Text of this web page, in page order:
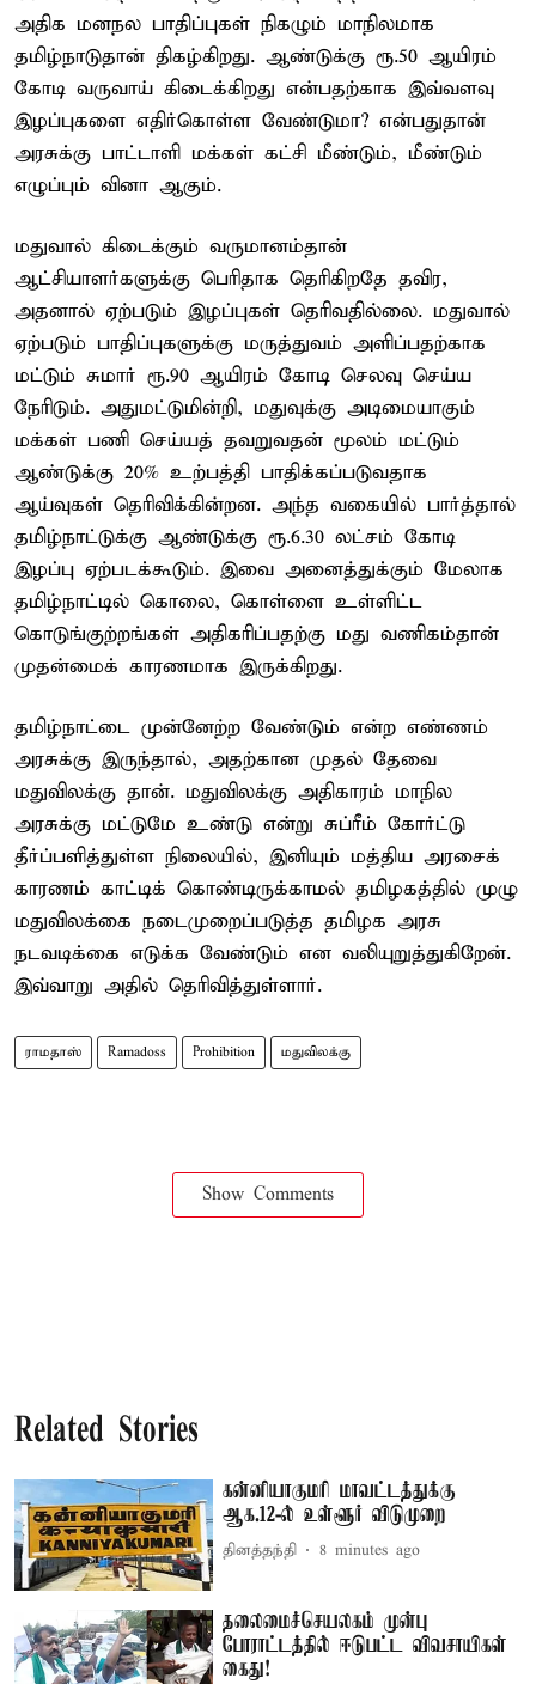
அதிக மனநல பாதிப்புகள் நிகழும் மாநிலமாக
தமிழ்நாடுதான் திகழ்கிறது. ஆண்டுக்கு ரூ.50 ஆயிரம்
கோடி வருவாய் கிடைக்கிறது என்பதற்காக இவ்வளவு
இழப்புகளை எதிர்கொள்ள வேண்டுமா? என்பதுதான்
அரசுக்கு பாட்டாளி மக்கள் கட்சி மீண்டும், மீண்டும்
எழுப்பும் வினா ஆகும்.
மதுவால் கிடைக்கும் வருமானம்தான்
ஆட்சியாளர்களுக்கு பெரிதாக தெரிகிறதே தவிர,
அதனால் ஏற்படும் இழப்புகள் தெரிவதில்லை. மதுவால்
ஏற்படும் பாதிப்புகளுக்கு மருத்துவம் அளிப்பதற்காக
மட்டும் சுமார் ரூ.90 ஆயிரம் கோடி செலவு செய்ய
நேரிடும். அதுமட்டுமின்றி, மதுவுக்கு அடிமையாகும்
மக்கள் பணி செய்யத் தவறுவதன் மூலம் மட்டும்
ஆண்டுக்கு 20% உற்பத்தி பாதிக்கப்படுவதாக
ஆய்வுகள் தெரிவிக்கின்றன. அந்த வகையில் பார்த்தால்
தமிழ்நாட்டுக்கு ஆண்டுக்கு ரூ.6.30 லட்சம் கோடி
இழப்பு ஏற்படக்கூடும். இவை அனைத்துக்கும் மேலாக
தமிழ்நாட்டில் கொலை, கொள்ளை உள்ளிட்ட
கொடுங்குற்றங்கள் அதிகரிப்பதற்கு மது வணிகம்தான்
முதன்மைக் காரணமாக இருக்கிறது.
தமிழ்நாட்டை முன்னேற்ற வேண்டும் என்ற எண்ணம்
அரசுக்கு இருந்தால், அதற்கான முதல் தேவை
மதுவிலக்கு தான். மதுவிலக்கு அதிகாரம் மாநில
அரசுக்கு மட்டுமே உண்டு என்று சுப்ரீம் கோர்ட்டு
தீர்ப்பளித்துள்ள நிலையில், இனியும் மத்திய அரசைக்
காரணம் காட்டிக் கொண்டிருக்காமல் தமிழகத்தில் முழு
மதுவிலக்கை நடைமுறைப்படுத்த தமிழக அரசு
நடவடிக்கை எடுக்க வேண்டும் என வலியுறுத்துகிறேன்.
இவ்வாறு அதில் தெரிவித்துள்ளார்.
ராமதாஸ் Ramadoss Prohibition மதுவிலக்கு
Show Comments
Related Stories
கன்னியாகுமரி மாவட்டத்துக்கு
ஆக.12-ல் உள்ளூர் விடுமுறை
தினத்தந்தி 8 minutes ago
தலைமைச்செயலகம் முன்பு
போராட்டத்தில் ஈடுபட்ட விவசாயிகள்
கைது!